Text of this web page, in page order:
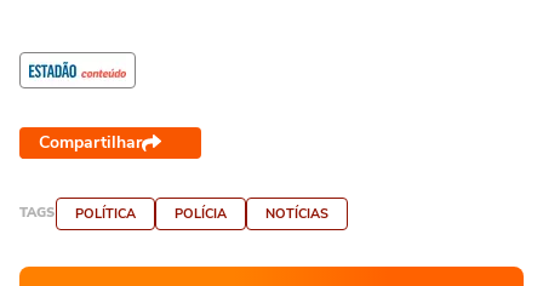
Compartilhar
TAGS POLÍTICA POLÍCIA NOTÍCIAS